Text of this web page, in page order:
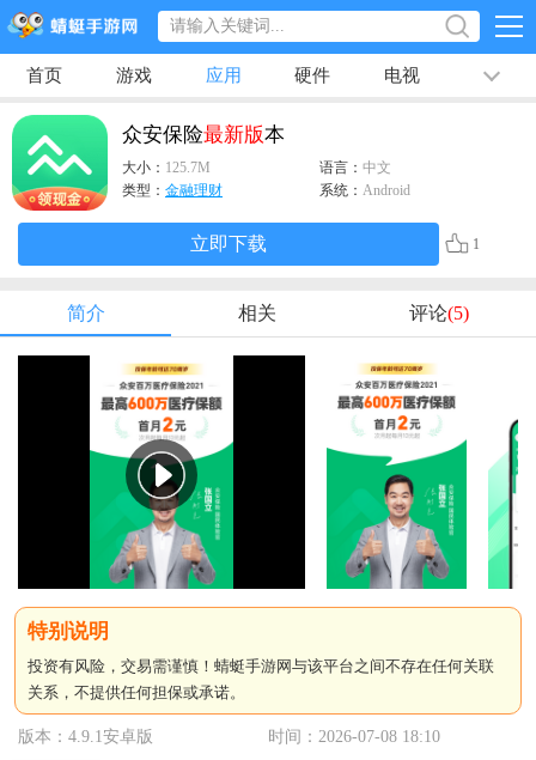
首页 游戏 应用 硬件 电视 排行榜
专题
众安保险最新版本
大小： 125.7M 语言： 中文
类型： 金融理财 系统： Android
立即下载 1
简介 相关 评论(5)
投资有风险，交易需谨慎！蜻蜓手游网与该平台之间不存在任何关联
关系，不提供任何担保或承诺。
版本：4.9.1安卓版 时间：2026-07-08 18:10